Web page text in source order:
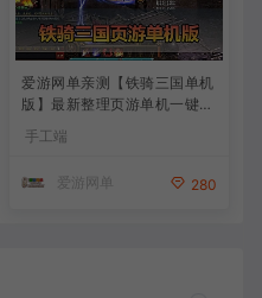
爱游网单亲测【铁骑三国单机
版】最新整理页游单机一键端
Win系单机服务端PC客户端
GM后台 通用视频教学+手工
手工端
爱游网单 280